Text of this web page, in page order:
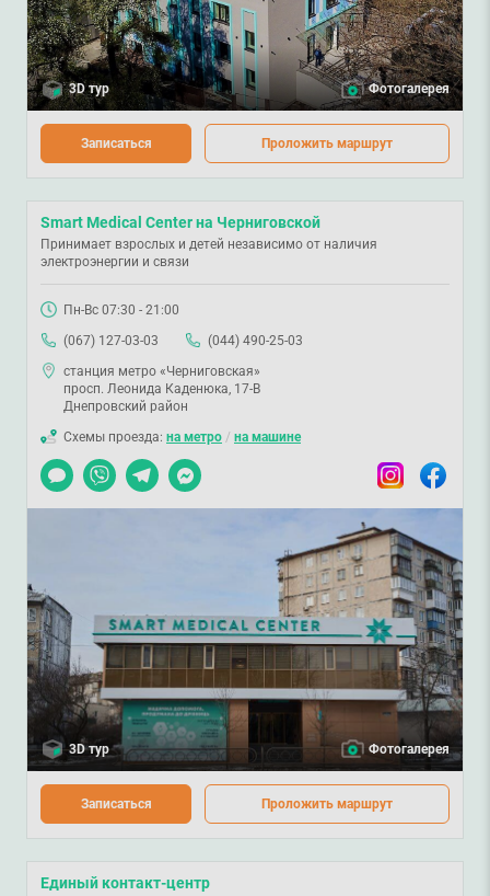
3D тур Фотогалерея
Записаться Проложить маршрут
Smart Medical Center на Черниговской
Принимает взрослых и детей независимо от наличия
электроэнергии и связи
Пн-Вс 07:30 - 21:00
(067) 127-03-03
(044) 490-25-03
станция метро «Черниговская»
просп. Леонида Каденюка, 17-В
Днепровский район
Схемы проезда: на метро / на машине
Чат
Viber TelegramMessenger InstagramFacebook
3D тур Фотогалерея
Записаться Проложить маршрут
Единый контакт-центр